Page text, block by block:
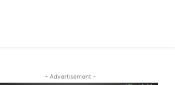
- Advertisement -